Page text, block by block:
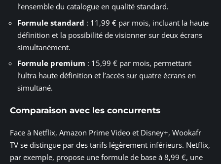
l’ensemble du catalogue en qualité standard.
Formule standard : 11,99 € par mois, incluant la haute
définition et la possibilité de visionner sur deux écrans
simultanément.
Formule premium : 15,99 € par mois, permettant
l’ultra haute définition et l’accès sur quatre écrans en
simultané.
Comparaison avec les concurrents
Face à Netflix, Amazon Prime Video et Disney+, Wookafr
TV se distingue par des tarifs légèrement inférieurs. Netflix,
par exemple, propose une formule de base à 8,99 €, une